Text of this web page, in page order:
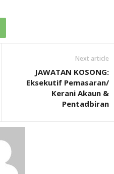
Next article
JAWATAN KOSONG:
Eksekutif Pemasaran/
Kerani Akaun &
Pentadbiran